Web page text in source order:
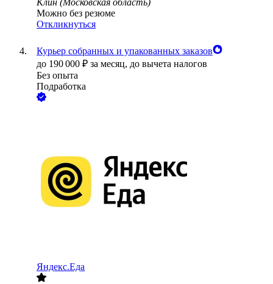
Клин (Московская область)
Можно без резюме
Откликнуться
Курьер собранных и упакованных заказов
до 190 000 ₽ за месяц, до вычета налогов
Без опыта
Подработка
Яндекс.Еда